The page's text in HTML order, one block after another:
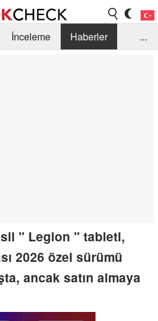
İnceleme
Haberler
...
" Legion " tableti,
2026 özel sürümü
ancak satın almaya